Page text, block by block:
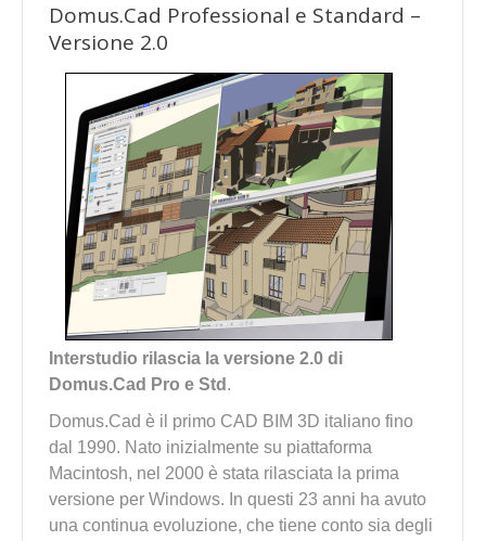
Domus.Cad Professional e Standard –
Versione 2.0
Interstudio rilascia la versione 2.0 di
Domus.Cad Pro e Std .
Domus.Cad è il primo CAD BIM 3D italiano fino
dal 1990. Nato inizialmente su piattaforma
Macintosh, nel 2000 è stata rilasciata la prima
versione per Windows. In questi 23 anni ha avuto
una continua evoluzione, che tiene conto sia degli